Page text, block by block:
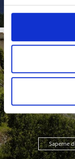
VIA
Saperne